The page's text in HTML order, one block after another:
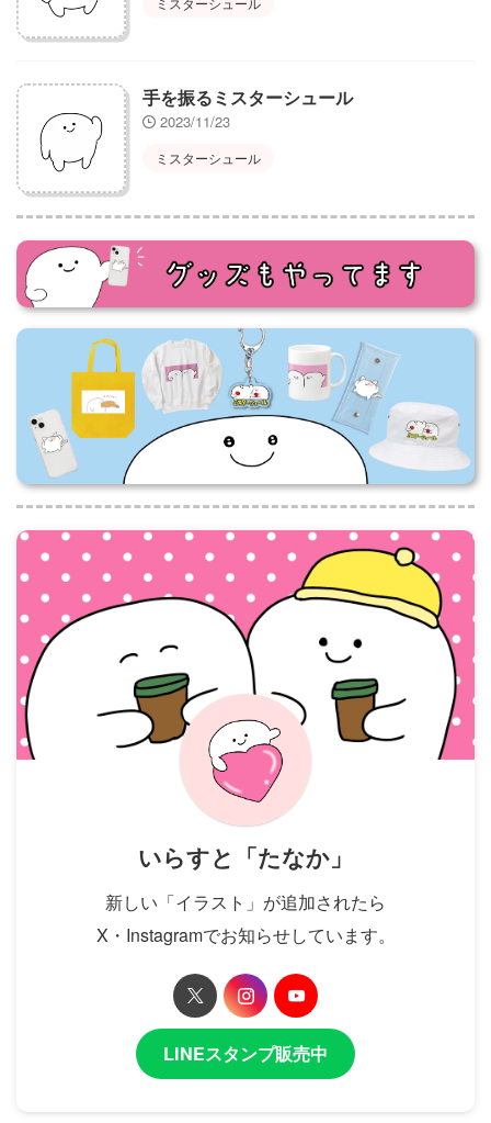
手を振るミスターシュール
2023/11/23
ミスターシュール
いらすと「たなか」
新しい「イラスト」が追加されたら
X・Instagramでお知らせしています。
LINEスタンプ販売中